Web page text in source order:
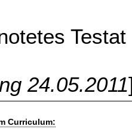
24.05.2011
Curriculum: